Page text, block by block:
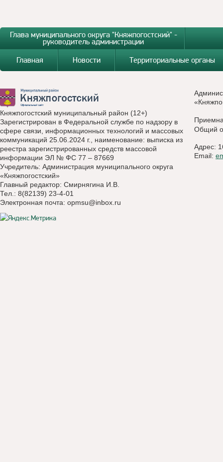
Глава муниципального округа "Княжпогостский" -
руководитель администрации
Главная
Новости Территориальные органы
Княжпогостский муниципальный район (12+)
Зарегистрирован в Федеральной службе по надзору в
сфере связи, информационных технологий и массовых
коммуникаций 25.06.2024 г., наименование: выписка из
реестра зарегистрированных средств массовой
информации ЭЛ № ФС 77 – 87669
Учредитель: Администрация муниципального округа
«Княжпогостский»
Главный редактор: Смирнягина И.В.
Тел.: 8(82139) 23-4-01
Электронная почта: opmsu@inbox.ru
Общий
Адрес:
Email: